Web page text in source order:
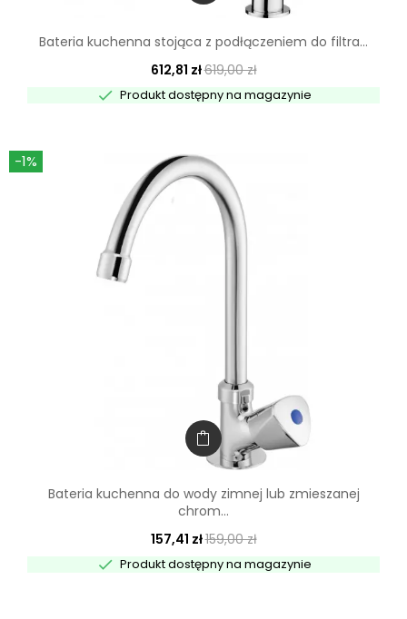
Bateria kuchenna stojąca z podłączeniem do filtra...
612,81 zł619,00 zł
 Produkt dostępny na magazynie
-1%
Bateria kuchenna do wody zimnej lub zmieszanej
chrom...
157,41 zł159,00 zł
 Produkt dostępny na magazynie